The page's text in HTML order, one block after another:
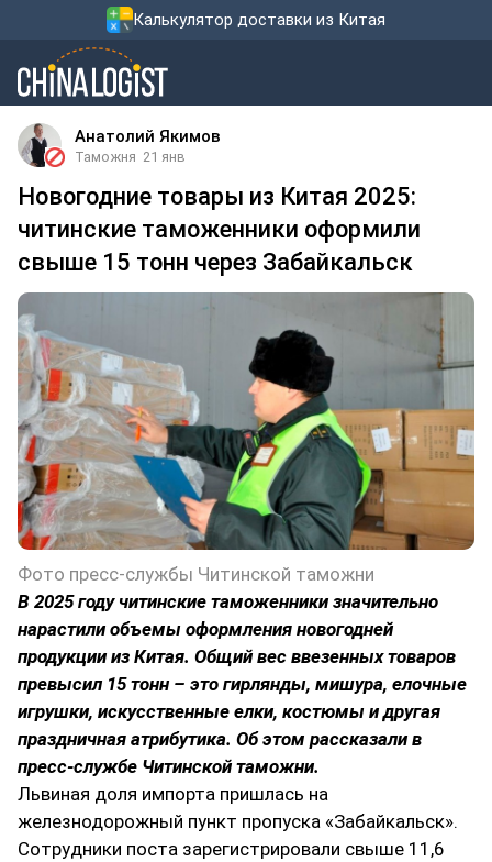
Калькулятор доставки из Китая
Анатолий Якимов
Таможня 21 янв
Новогодние товары из Китая 2025:
читинские таможенники оформили
свыше 15 тонн через Забайкальск
Фото пресс-службы Читинской таможни
В 2025 году читинские таможенники значительно
нарастили объемы оформления новогодней
продукции из Китая. Общий вес ввезенных товаров
превысил 15 тонн – это гирлянды, мишура, елочные
игрушки, искусственные елки, костюмы и другая
праздничная атрибутика. Об этом рассказали в
пресс-службе Читинской таможни.
Львиная доля импорта пришлась на
железнодорожный пункт пропуска «Забайкальск».
Сотрудники поста зарегистрировали свыше 11,6